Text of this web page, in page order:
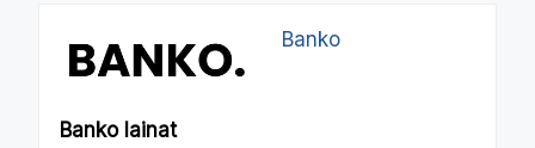
Banko
Banko lainat